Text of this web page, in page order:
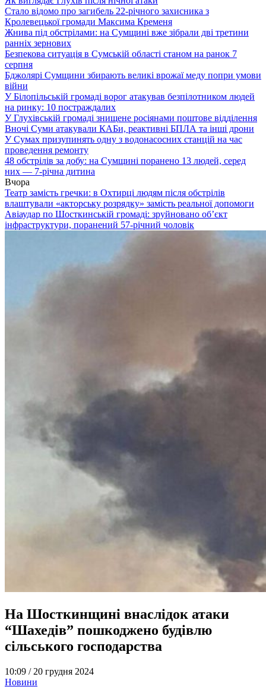
Стало відомо про загибель 22-річного захисника з
Кролевецької громади Максима Кременя
Жнива під обстрілами: на Сумщині вже зібрали дві третини
ранніх зернових
Безпекова ситуація в Сумській області станом на ранок 7
серпня
Бджолярі Сумщини збирають великі врожаї меду попри умови
війни
У Білопільській громаді ворог атакував безпілотником людей
на ринку: 10 постраждалих
У Глухівській громаді знищене росіянами поштове відділення
Вночі Суми атакували КАБи, реактивні БПЛА та інші дрони
У Сумах призупинять одну з водонасосних станцій на час
проведення ремонту
48 обстрілів за добу: на Сумщині поранено 13 людей, серед
них — 7-річна дитина
Вчора
Театр замість гречки: в Охтирці людям після обстрілів
влаштували «акторську розрядку» замість реальної допомоги
Авіаудар по Шосткинській громаді: зруйновано об’єкт
інфраструктури, поранений 57-річний чоловік
На Шосткинщині внаслідок атаки
“Шахедів” пошкоджено будівлю
сільського господарства
10:09 / 20 грудня 2024
Новини